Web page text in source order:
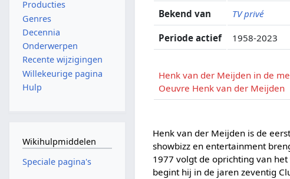
Bekend van TV privé
Periode actief 1958-2023
Henk van der Meijden in de
Oeuvre Henk van der Meijden
Henk van der Meijden is de
showbizz en entertainment
1977 volgt de oprichting van
begint hij in de jaren zeventig
Producties
Genres
Decennia
Onderwerpen
Recente wijzigingen
Willekeurige pagina
Hulp
Wikihulpmiddelen
Speciale pagina's